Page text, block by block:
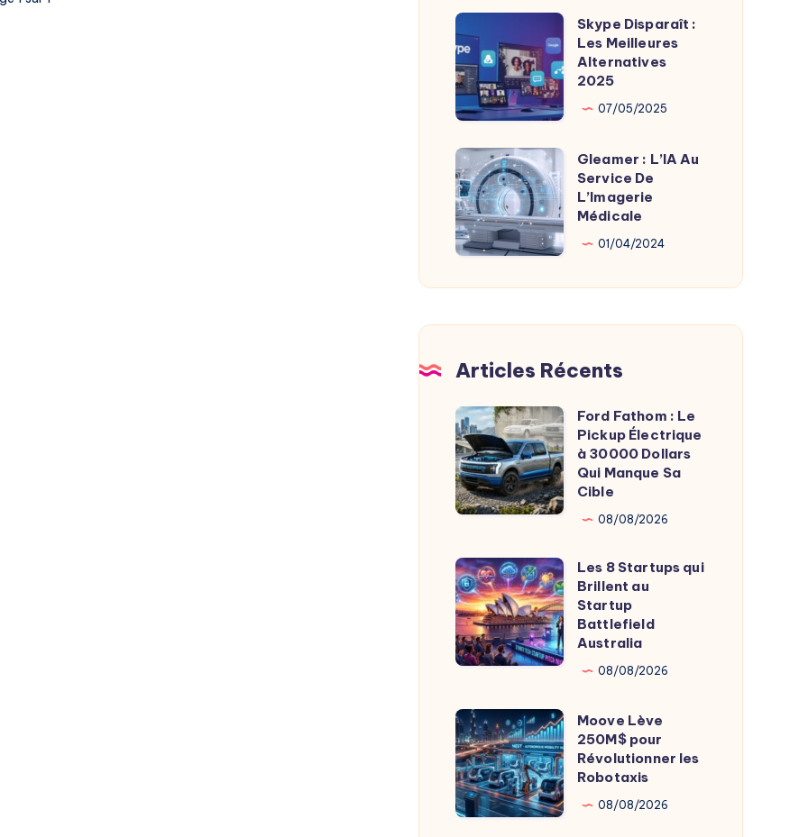
Les
Abonnements
Non
Consentis
Skype
Disparaît
:
Les
Meilleures
Alternatives
2025
Skype Disparaît :
Les Meilleures
Alternatives
2025
07/05/2025
Gleamer
:
L’IA
Au
Service
De
Gleamer : L’IA Au
Service De
L’Imagerie
Médicale
01/04/2024
Articles Récents
Ford
Fathom
:
Le
Pickup
à
30000
Dollars
Qui
Manque
Cible
Ford Fathom : Le
Pickup Électrique
à 30000 Dollars
Qui Manque Sa
Cible
08/08/2026
Les
8
Startups
qui
Brillent
Startup
Battlefield
Australia
Les 8 Startups qui
Brillent au
Startup
Battlefield
Australia
08/08/2026
Moove
Lève
250M$
pour
Révolutionner
Moove Lève
250M$ pour
Révolutionner les
Robotaxis
08/08/2026